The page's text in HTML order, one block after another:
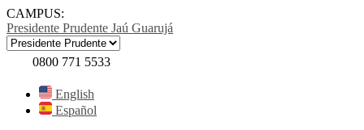
CAMPUS:
Presidente Prudente Jaú Guarujá
0800 771 5533
English
Español